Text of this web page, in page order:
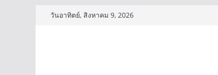
วันอาทิตย์, สิงหาคม 9, 2026